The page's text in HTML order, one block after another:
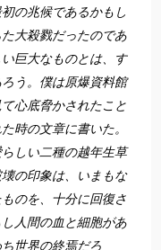
の兆候であるかもし
大殺戮だったのであ
巨大なものとは、す
う。僕は原爆資料館
心底脅かされたこと
時の文章に書いた。
しい二種の越年生草
の印象は、いまもな
のを、十分に回復さ
人間の血と細胞があ
世界の終焉だろ